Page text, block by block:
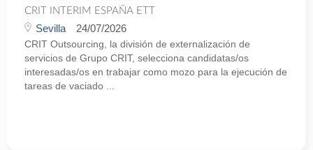
CRIT INTERIM ESPAÑA ETT
Sevilla 24/07/2026
CRIT Outsourcing, la división de externalización de
servicios de Grupo CRIT, selecciona candidatas/os
interesadas/os en trabajar como mozo para la ejecución de
tareas de vaciado ...